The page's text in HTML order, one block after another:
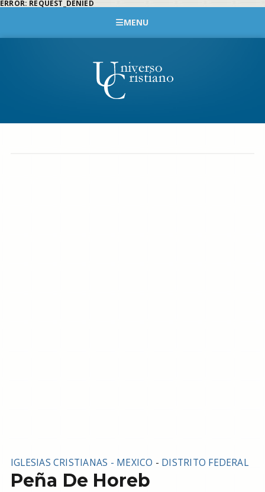
ERROR: REQUEST_DENIED
MENU
IGLESIAS CRISTIANAS - MEXICO - DISTRITO FEDERAL
Peña De Horeb